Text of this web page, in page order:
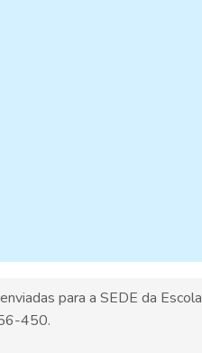
para a SEDE da Escola
450.